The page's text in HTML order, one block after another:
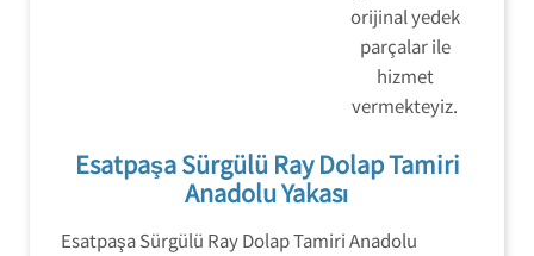
orijinal yedek
parçalar ile
hizmet
vermekteyiz.
Esatpaşa Sürgülü Ray Dolap Tamiri
Anadolu Yakası
Esatpaşa Sürgülü Ray Dolap Tamiri Anadolu